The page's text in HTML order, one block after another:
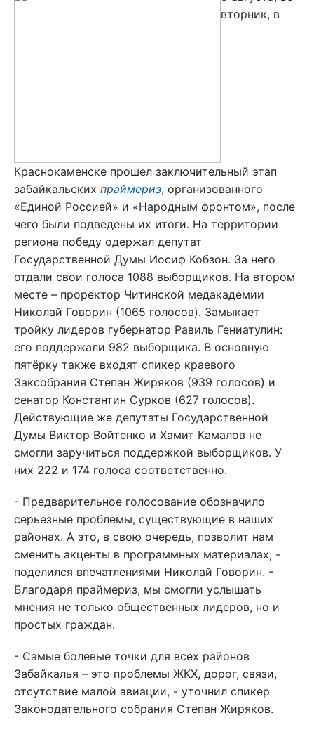
вторник, в
Краснокаменске прошел заключительный этап
забайкальских праймериз, организованного
«Единой Россией» и «Народным фронтом», после
чего были подведены их итоги. На территории
региона победу одержал депутат
Государственной Думы Иосиф Кобзон. За него
отдали свои голоса 1088 выборщиков. На втором
месте – проректор Читинской медакадемии
Николай Говорин (1065 голосов). Замыкает
тройку лидеров губернатор Равиль Гениатулин:
его поддержали 982 выборщика. В основную
пятёрку также входят спикер краевого
Заксобрания Степан Жиряков (939 голосов) и
сенатор Константин Сурков (627 голосов).
Действующие же депутаты Государственной
Думы Виктор Войтенко и Хамит Камалов не
смогли заручиться поддержкой выборщиков. У
них 222 и 174 голоса соответственно.
- Предварительное голосование обозначило
серьезные проблемы, существующие в наших
районах. А это, в свою очередь, позволит нам
сменить акценты в программных материалах, -
поделился впечатлениями Николай Говорин. -
Благодаря праймериз, мы смогли услышать
мнения не только общественных лидеров, но и
простых граждан.
- Самые болевые точки для всех районов
Забайкалья – это проблемы ЖКХ, дорог, связи,
отсутствие малой авиации, - уточнил спикер
Законодательного собрания Степан Жиряков.